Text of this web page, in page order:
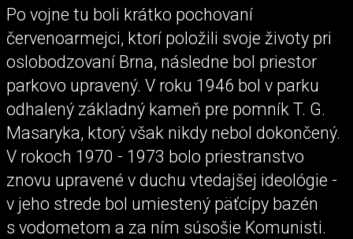
Po vojne tu boli krátko pochovaní
červenoarmejci, ktorí položili svoje životy pri
oslobodzovaní Brna, následne bol priestor
parkovo upravený. V roku 1946 bol v parku
odhalený základný kameň pre pomník T. G.
Masaryka, ktorý však nikdy nebol dokončený.
V rokoch 1970 - 1973 bolo priestranstvo
znovu upravené v duchu vtedajšej ideológie -
v jeho strede bol umiestený päťcípy bazén
s vodometom a za ním súsošie Komunisti.